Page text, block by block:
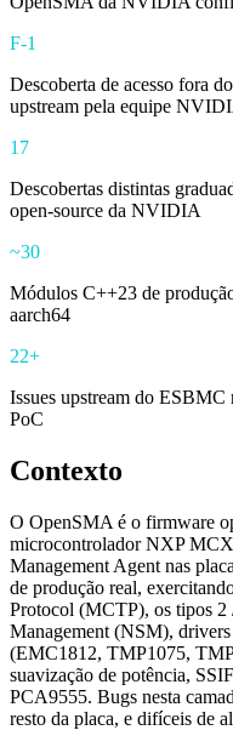
F-1
Descoberta de acesso fora
upstream pela equipe
17
Descobertas distintas
open-source da NVIDIA
~30
Módulos C++23 de
aarch64
22+
Issues upstream do ESBMC
PoC
Contexto
O OpenSMA é o firmware
microcontrolador NXP
Management Agent nas
de produção real,
Protocol (MCTP), os tipos
Management (NSM),
(EMC1812, TMP1075,
suavização de potência,
PCA9555. Bugs nesta
resto da placa, e difíceis de